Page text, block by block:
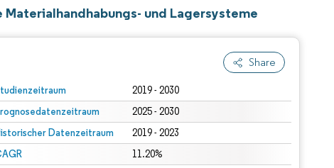
und Lagersysteme
Share
2019 - 2030
2025 - 2030
Datenzeitraum 2019 - 2023
11.20%